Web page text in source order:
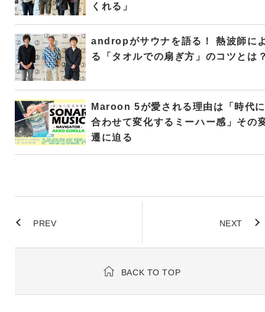
くれる」
andropがサウナを語る！ 熱波師に
る「タオルでの扇ぎ方」のコツとは
Maroon 5が愛される理由は「時代に
合わせて変化するミーハー感」その
遷に迫る
PREV NEXT
BACK TO TOP